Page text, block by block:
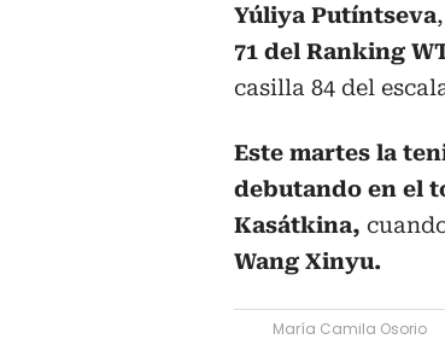
Yúliya Putíntseva
71 del Ranking
casilla 84 del
Este martes la
debutando en el
Kasátkina,
Wang Xinyu.
María Camila Osorio